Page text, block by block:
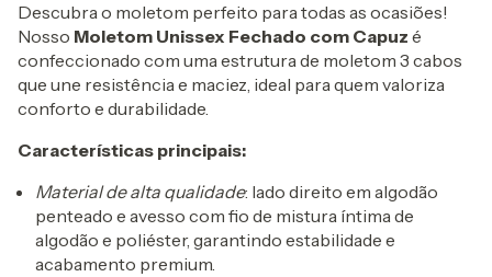
Descubra o moletom perfeito para todas as ocasiões!
Nosso Moletom Unissex Fechado com Capuz é
confeccionado com uma estrutura de moletom 3 cabos
que une resistência e maciez, ideal para quem valoriza
conforto e durabilidade.
Características principais:
Material de alta qualidade: lado direito em algodão
penteado e avesso com fio de mistura íntima de
algodão e poliéster, garantindo estabilidade e
acabamento premium.